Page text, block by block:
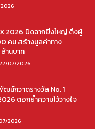
2026 ปิดฉากยิ่งใหญ่ ดึงผู้
คน สร้างมูลค่าทาง
านบาท
07/2026
น์กวาดรางวัล No. 1
ตอกย้ำความไว้วางใจ
2026